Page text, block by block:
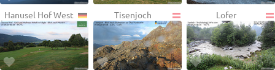
Hanusel Hof West Tisenjoch Lofer